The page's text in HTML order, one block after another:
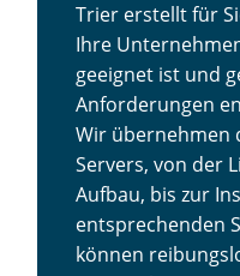
Trier erstellt für
Ihre
geeignet ist und
Anforderungen
Wir übernehmen
Servers, von der
Aufbau, bis zur
entsprechenden
können